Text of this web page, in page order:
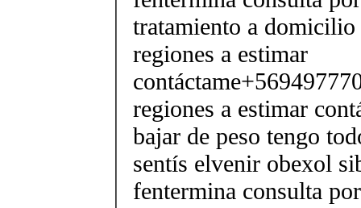
tratamiento a
regiones a estimar
regiones a estimar
bajar de peso tengo
sentís elvenir obexol
fentermina consulta